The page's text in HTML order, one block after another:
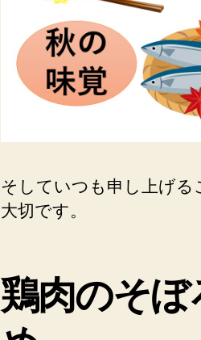
そしていつも申し上げる
大切です。
鶏肉のそ